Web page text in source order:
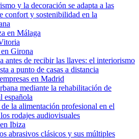
y la decoración se adapta a las
confort y sostenibilidad en la
en Málaga
Girona
antes de recibir las llaves: el interiorismo
a punto de casas a distancia
en Madrid
mediante la rehabilitación de
española
la alimentación profesional en el
rodajes audiovisuales
Ibiza
abrasivos clásicos y sus múltiples